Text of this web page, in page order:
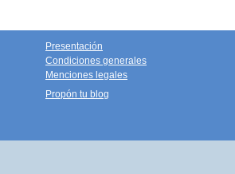
Presentación
Condiciones generales
Menciones legales
Propón tu blog